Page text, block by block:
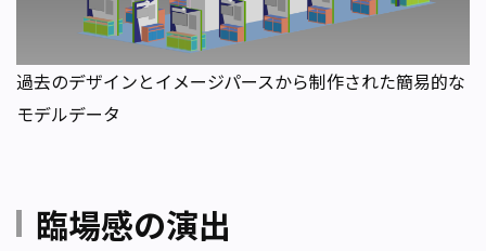
過去のデザインとイメージパースから制作された簡易的な
モデルデータ
臨場感の演出